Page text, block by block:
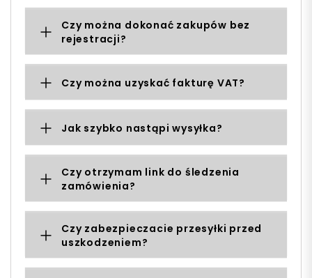
Czy można dokonać zakupów bez
rejestracji?
Czy można uzyskać fakturę VAT?
Jak szybko nastąpi wysyłka?
Czy otrzymam link do śledzenia
zamówienia?
Czy zabezpieczacie przesyłki przed
uszkodzeniem?